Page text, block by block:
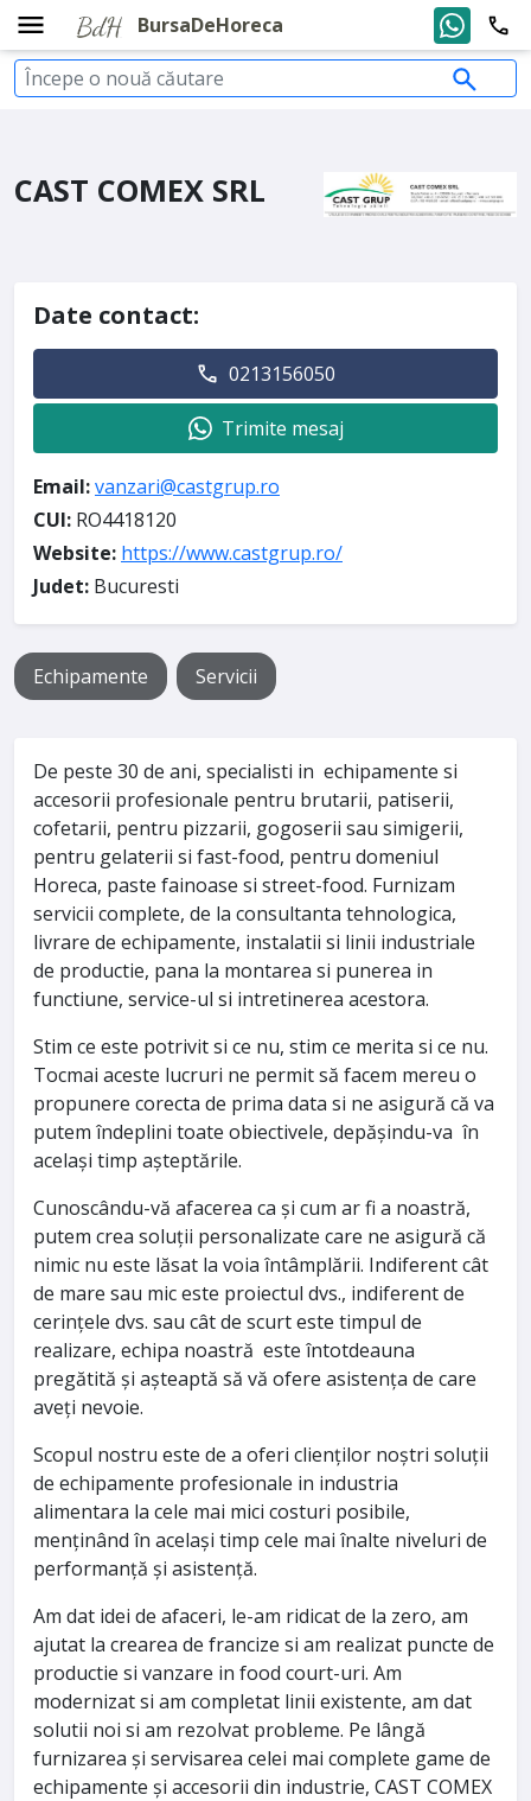
BursaDeHoreca
CAST COMEX SRL
De peste 30 de ani, specialisti in echipamente si
accesorii profesionale pentru brutarii, patiserii,
cofetarii, pentru pizzarii, gogoserii sau simigerii,
pentru gelaterii si fast-food, pentru domeniul
Horeca, paste fainoase si street-food. Furnizam
servicii complete, de la consultanta tehnologica,
livrare de echipamente, instalatii si linii industriale
de productie, pana la montarea si punerea in
functiune, service-ul si intretinerea acestora.
Stim ce este potrivit si ce nu, stim ce merita si ce nu.
Tocmai aceste lucruri ne permit să facem mereu o
propunere corecta de prima data si ne asigură că va
putem îndeplini toate obiectivele, depășindu-va în
același timp așteptările.
Cunoscându-vă afacerea ca și cum ar fi a noastră,
putem crea soluții personalizate care ne asigură că
nimic nu este lăsat la voia întâmplării. Indiferent cât
de mare sau mic este proiectul dvs., indiferent de
cerințele dvs. sau cât de scurt este timpul de
realizare, echipa noastră este întotdeauna
pregătită și așteaptă să vă ofere asistența de care
aveți nevoie.
Scopul nostru este de a oferi clienților noștri soluții
de echipamente profesionale in industria
alimentara la cele mai mici costuri posibile,
menținând în același timp cele mai înalte niveluri de
performanță și asistență.
Am dat idei de afaceri, le-am ridicat de la zero, am
ajutat la crearea de francize si am realizat puncte de
productie si vanzare in food court-uri. Am
modernizat si am completat linii existente, am dat
solutii noi si am rezolvat probleme. Pe lângă
furnizarea și servisarea celei mai complete game de
echipamente și accesorii din industrie, CAST COMEX
Date contact:
0213156050
Trimite mesaj
Email:vanzari@castgrup.ro
CUI: RO4418120
Website: https://www.castgrup.ro/
Judet: Bucuresti
Echipamente Servicii